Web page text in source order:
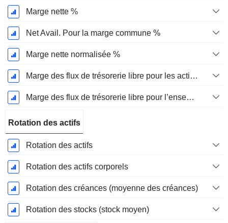
Marge nette %
Net Avail. Pour la marge commune %
Marge nette normalisée %
Marge des flux de trésorerie libre pour les actionnaires
Marge des flux de trésorerie libre pour l’ensemble des pourvoyeurs de fonds
Rotation des actifs
Rotation des actifs
Rotation des actifs corporels
Rotation des créances (moyenne des créances)
Rotation des stocks (stock moyen)